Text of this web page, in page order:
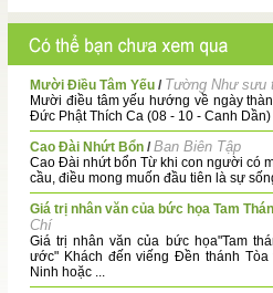
Mười Điều Tâm Yếu / Tường Như sưu
Mười điều tâm yếu hướng về ngày
Đức Phật Thích Ca (08 - 10 - Canh Dần)
Cao Đài Nhứt Bổn /Ban Biên Tập
Cao Đài nhứt bổn Từ khi con người có
cầu, điều mong muốn đầu tiên là sự
Giá trị nhân văn của bức họa Tam
Chí
Giá trị nhân văn của bức họa"Tam
ước" Khách đến viếng Đền thánh Tòa
Ninh hoặc ...